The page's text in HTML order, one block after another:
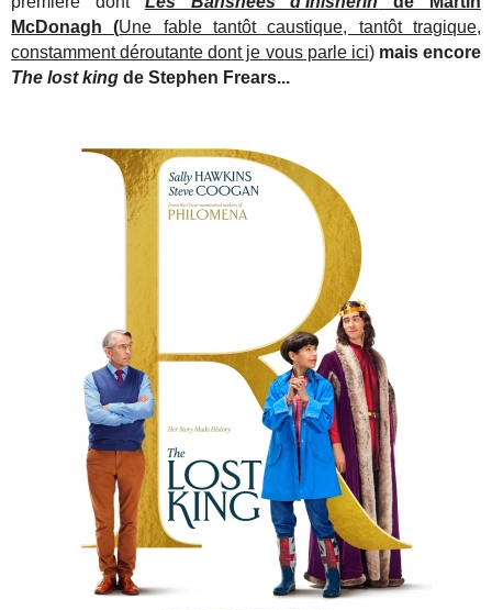
McDonagh (Une fable tantôt caustique, tantôt tragique,
constamment déroutante dont je vous parle ici)mais encore
The lost kingde Stephen Frears...